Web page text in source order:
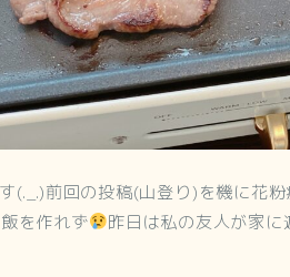
(._.)前回の投稿(山登り)を機に花
を作れず
昨日は私の友人が家